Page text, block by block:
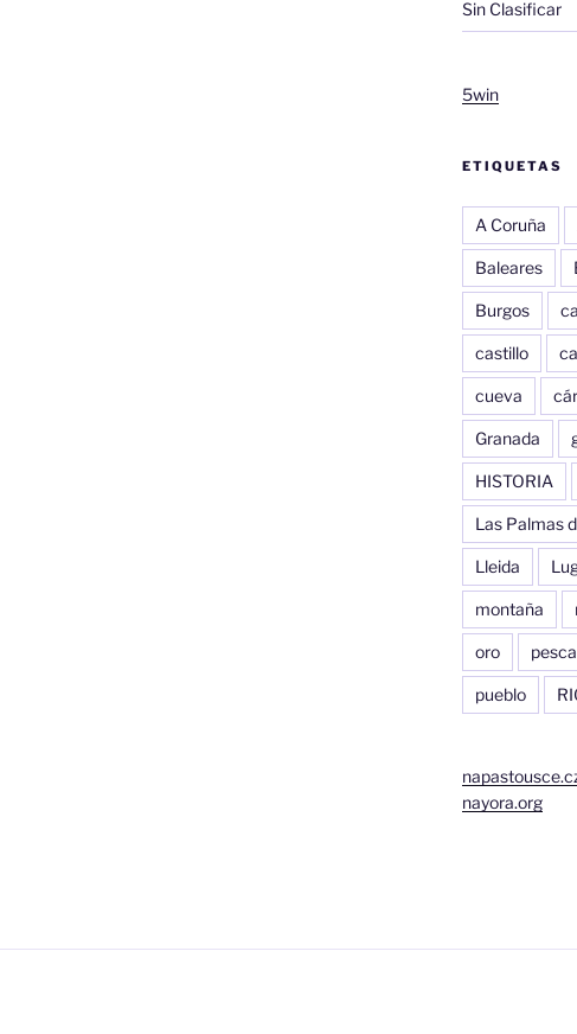
Sin Clasificar
5win
ETIQUETAS
A Coruña
Baleares
Burgos
castillo
cueva
Granada
HISTORIA
Las Palmas
Lleida
montaña
oro pesca
pueblo
nayora.org